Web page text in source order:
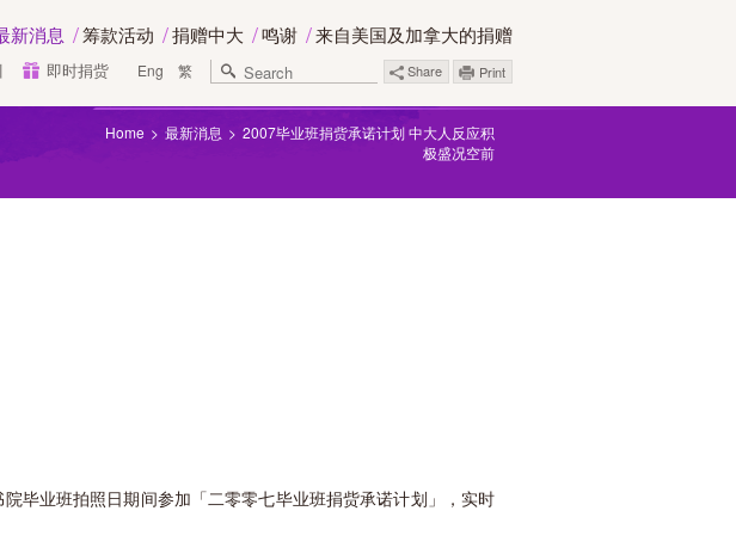
新消息 筹款活动 捐赠中大 鸣谢 来自美国及加拿大的捐赠
即时捐赀 Eng 繁 Share Print
Home 最新消息
2007毕业班捐赀承诺计划 中大人反应积
极盛况空前
毕业班拍照日期间参加「二零零七毕业班捐赀承诺计划」，实时